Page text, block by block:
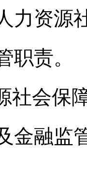
力资
职责。
社会保
金融监